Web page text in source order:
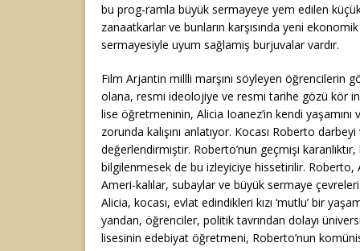
bu prog-ramla büyük sermayeye yem edilen
zanaatkarlar ve bunların karşısında yeni
sermayesiyle uyum sağlamış burjuvalar vardır.
Film Arjantin millli marşını söyleyen öğrencilerin
olana, resmi ideolojiye ve resmi tarihe gözü kör
lise öğretmeninin, Alicia Ioanez’in kendi yaşamını
zorunda kalışını anlatıyor. Kocası Roberto darbeyi
değerlendirmiştir. Roberto’nun geçmişi
bilgilenmesek de bu izleyiciye hissetirilir. Roberto,
Ameri-kalılar, subaylar ve büyük sermaye
Alicia, kocası, evlat edindikleri kızı ‘mutlu’ bir
yandan, öğrenciler, politik tavrından dolayı
lisesinin edebiyat öğretmeni, Roberto’nun